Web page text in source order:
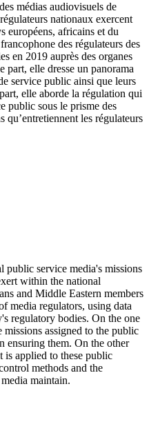
médias audiovisuels de
nationaux exercent
européens, africains et du
des régulateurs des
en 2019 auprès des organes
part, elle dresse un panorama
service public ainsi que leurs
elle aborde la régulation qui
public sous le prisme des
qu’entretiennent les régulateurs
public service media's missions
within the national
and Middle Eastern members
media regulators, using data
regulatory bodies. On the one
assigned to the public
ensuring them. On the other
is applied to these public
methods and the
maintain.